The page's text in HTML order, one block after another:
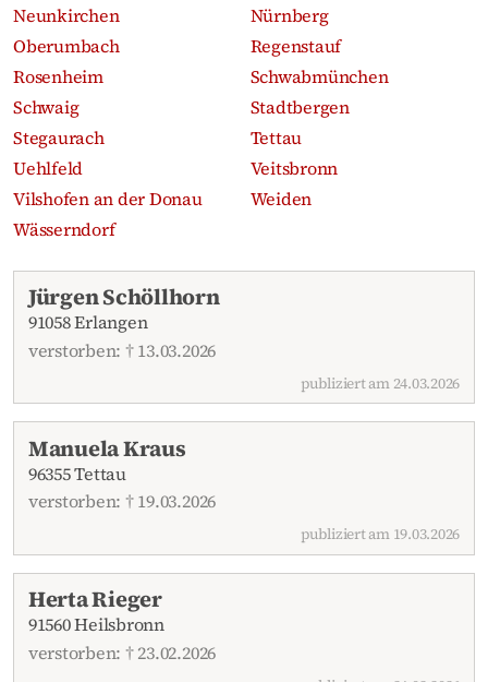
Neunkirchen
Nürnberg
Oberumbach
Regenstauf
Rosenheim
Schwabmünchen
Schwaig
Stadtbergen
Stegaurach
Tettau
Uehlfeld
Veitsbronn
Vilshofen an der Donau
Weiden
Wässerndorf
Aktuelle Traueranzeigen
Jürgen Schöllhorn
91058 Erlangen
verstorben: † 13.03.2026
publiziert am 24.03.2026
Manuela Kraus
96355 Tettau
verstorben: † 19.03.2026
publiziert am 19.03.2026
Herta Rieger
91560 Heilsbronn
verstorben: † 23.02.2026